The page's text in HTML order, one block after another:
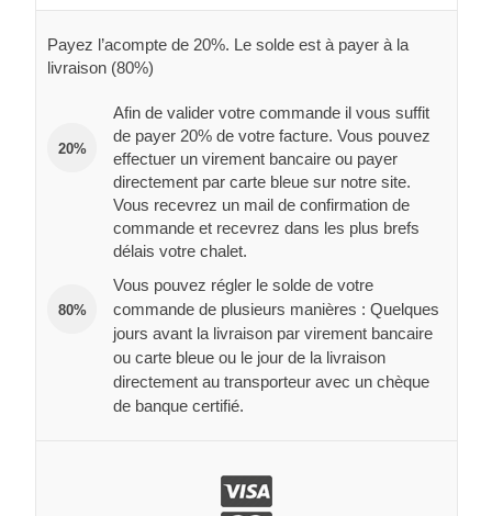
Payez l’acompte de 20%. Le solde est à payer à la
livraison (80%)
20%
Afin de valider votre commande il vous suffit
de payer 20% de votre facture. Vous pouvez
effectuer un virement bancaire ou payer
directement par carte bleue sur notre site.
Vous recevrez un mail de confirmation de
commande et recevrez dans les plus brefs
délais votre chalet.
80%
Vous pouvez régler le solde de votre
commande de plusieurs manières : Quelques
jours avant la livraison par virement bancaire
ou carte bleue ou le jour de la livraison
directement au transporteur avec un chèque
de banque certifié.